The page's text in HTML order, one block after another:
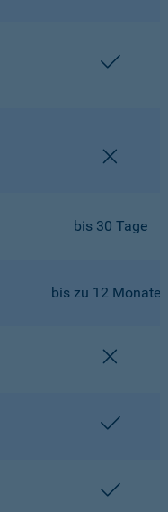
bis 30 Tage
bis zu 12 Monaten